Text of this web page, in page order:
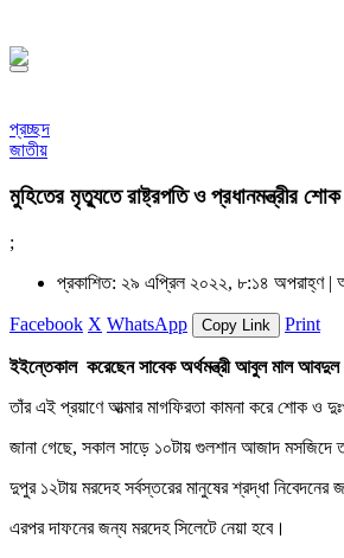
প্রচ্ছদ
জাতীয়
মুহিতের মৃত্যুতে রাষ্ট্রপতি ও প্রধানমন্ত্রীর শোক
;
প্রকাশিত: ২৯ এপ্রিল ২০২২, ৮:১৪ অপরাহ্ণ |
Facebook X WhatsApp Copy Link Print
ইইন্তেকাল করেছেন সাবেক অর্থমন্ত্রী আবুল মাল আবদুল
তাঁর এই প্রয়াণে আত্মার মাগফিরতা কামনা করে শোক ও
জানা গেছে, সকাল সাড়ে ১০টায় গুলশান আজাদ মসজিদে
দুপুর ১২টায় মরদেহ সর্বস্তরের মানুষের শ্রদ্ধা নিবেদনের
এরপর দাফনের জন্য মরদেহ সিলেটে নেয়া হবে।